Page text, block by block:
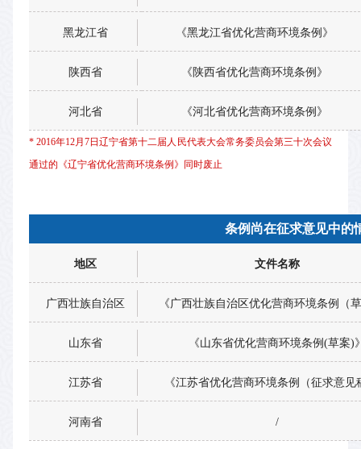
黑龙江省 《黑龙江省优化营商环境条例》
陕西省 《陕西省优化营商环境条例》
河北省 《河北省优化营商环境条例》
* 2016年12月7日辽宁省第十二届人民代表大会常务委员会第三十次会议
通过的《辽宁省优化营商环境条例》同时废止
条例尚在征求意见中的
地区 文件名称
广西壮族自治区 《广西壮族自治区优化营商环境条例（
山东省 《山东省优化营商环境条例(草案)
江苏省 《江苏省优化营商环境条例（征求意见
河南省 /